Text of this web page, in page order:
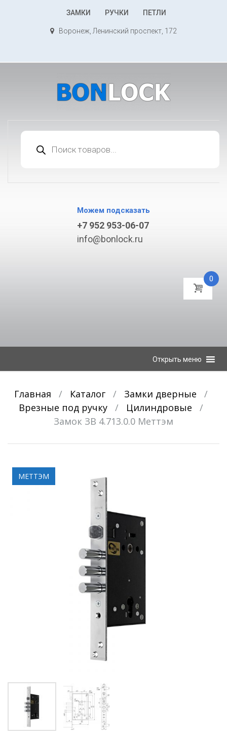
К
ЗАМКИ РУЧКИ ПЕТЛИ
Воронеж, Ленинский проспект, 172
товаров
Можем подсказать
+7 952 953-06-07
info@bonlock.ru
0
Открыть меню
Главная / Каталог / Замки дверные
/
Врезные под ручку
/ Цилиндровые
/
Замок ЗВ 4.713.0.0 Меттэм
МЕТТЭМ